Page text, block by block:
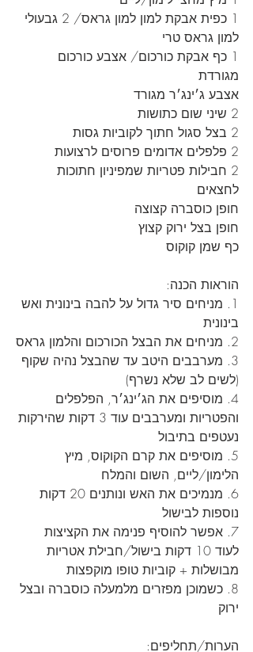
1 כפית אבקת למון למון גראס/ 2 גבעולי
למון גראס טרי
1 כף אבקת כורכום/ אצבע כורכום
מגורדת
אצבע ג׳ינג׳ר מגורד
2 שיני שום כתושות
2 בצל סגול חתוך לקוביות גסות
2 פלפלים אדומים פרוסים לרצועות
2 חבילות פטריות שמפיניון חתוכות
לחצאים
חופן כוסברה קצוצה
חופן בצל ירוק קצוץ
כף שמן קוקוס
הוראות הכנה:
1. מניחים סיר גדול על להבה בינונית ואש
בינונית
2. מניחים את הבצל הכורכום והלמון גראס
3. מערבבים היטב עד שהבצל נהיה שקוף
(לשים לב שלא נשרף)
4. מוסיפים את הג׳ינג׳ר, הפלפלים
והפטריות ומערבבים עוד 3 דקות שהירקות
נעטפים בתיבול
5. מוסיפים את קרם הקוקוס, מיץ
הלימון/ליים, השום והמלח
6. מנמיכים את האש ונותנים 20 דקות
נוספות לבישול
7. אפשר להוסיף פנימה את הקציצות
לעוד 10 דקות בישול/חבילת אטריות
מבושלות + קוביות טופו מוקפצות
8. כשמוכן מפזרים מלמעלה כוסברה ובצל
ירוק
הערות/תחליפים: